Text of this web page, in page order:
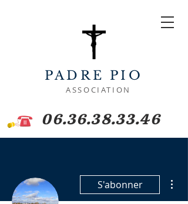
PADRE PIO
ASSOCIATION
06.36.38.33.46
S'abonner